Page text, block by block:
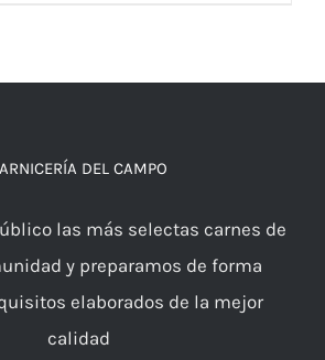
DEL CAMPO
las más selectas carnes de
y preparamos de forma
elaborados de la mejor
calidad